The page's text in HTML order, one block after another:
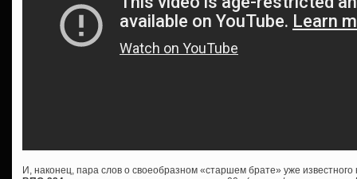
И, наконец, пара слов о своеобразном «старшем брате» уже